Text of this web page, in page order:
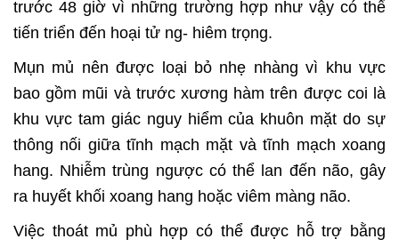
trước 48 giờ vì những trường hợp như vậy có thể
tiến triển đến hoại tử ng- hiêm trọng.
Mụn mủ nên được loại bỏ nhẹ nhàng vì khu vực
bao gồm mũi và trước xương hàm trên được coi là
khu vực tam giác nguy hiểm của khuôn mặt do sự
thông nối giữa tĩnh mạch mặt và tĩnh mạch xoang
hang. Nhiễm trùng ngược có thể lan đến não, gây
ra huyết khối xoang hang hoặc viêm màng não.
Việc thoát mủ phù hợp có thể được hỗ trợ bằng